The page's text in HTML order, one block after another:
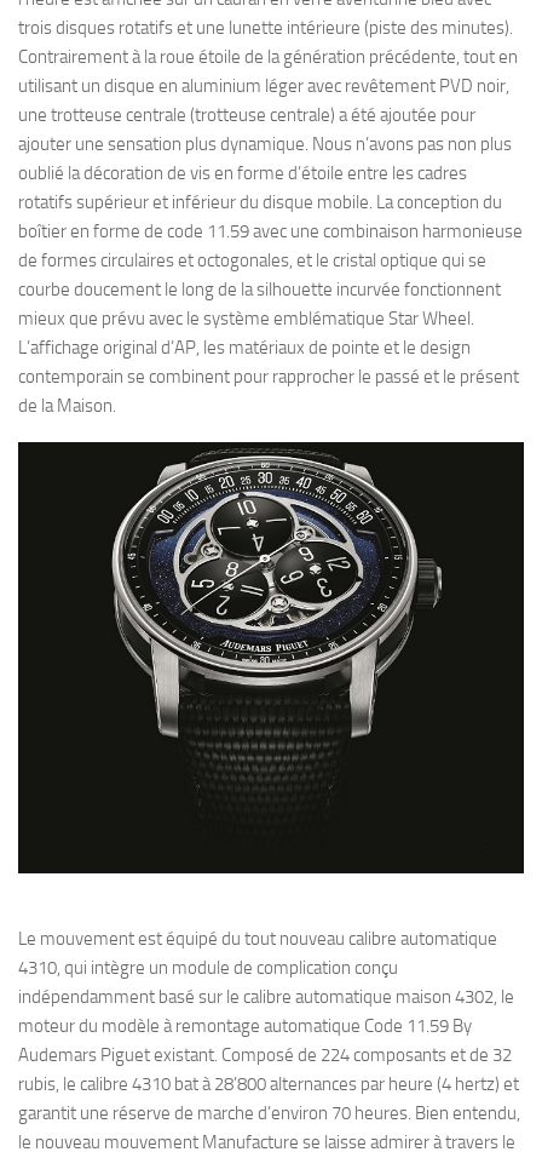
trois disques rotatifs et une lunette intérieure (piste des minutes).
Contrairement à la roue étoile de la génération précédente, tout en
utilisant un disque en aluminium léger avec revêtement PVD noir,
une trotteuse centrale (trotteuse centrale) a été ajoutée pour
ajouter une sensation plus dynamique. Nous n’avons pas non plus
oublié la décoration de vis en forme d’étoile entre les cadres
rotatifs supérieur et inférieur du disque mobile. La conception du
boîtier en forme de code 11.59 avec une combinaison harmonieuse
de formes circulaires et octogonales, et le cristal optique qui se
courbe doucement le long de la silhouette incurvée fonctionnent
mieux que prévu avec le système emblématique Star Wheel.
L’affichage original d’AP, les matériaux de pointe et le design
contemporain se combinent pour rapprocher le passé et le présent
de la Maison.
Le mouvement est équipé du tout nouveau calibre automatique
4310, qui intègre un module de complication conçu
indépendamment basé sur le calibre automatique maison 4302, le
moteur du modèle à remontage automatique Code 11.59 By
Audemars Piguet existant. Composé de 224 composants et de 32
rubis, le calibre 4310 bat à 28’800 alternances par heure (4 hertz) et
garantit une réserve de marche d’environ 70 heures. Bien entendu,
le nouveau mouvement Manufacture se laisse admirer à travers le